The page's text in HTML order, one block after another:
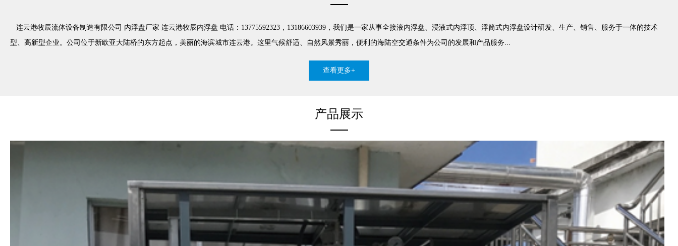
连云港牧辰流体设备制造有限公司 内浮盘厂家 连云港牧辰内浮盘 电话：13775592323，13186603939，我们是一家从事全接液内浮盘、浸液式内浮顶、浮筒式内浮盘设计研发、生产、销售、服务于一体的技术
型、高新型企业。公司位于新欧亚大陆桥的东方起点，美丽的海滨城市连云港。这里气候舒适、自然风景秀丽，便利的海陆空交通条件为公司的发展和产品服务...
查看更多+
产品展示